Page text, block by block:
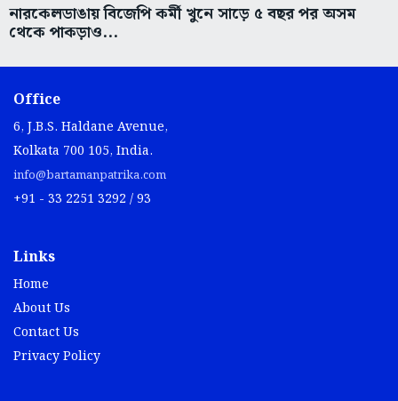
নারকেলডাঙায় বিজেপি কর্মী খুনে সাড়ে ৫ বছর পর অসম
থেকে পাকড়াও...
Office
6, J.B.S. Haldane Avenue,
Kolkata 700 105, India.
info@bartamanpatrika.com
+91 - 33 2251 3292 / 93
Links
Home
About Us
Contact Us
Privacy Policy